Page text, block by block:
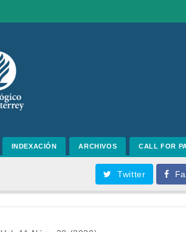
INDEXACIÓN ARCHIVOS CALL FOR
Twitter